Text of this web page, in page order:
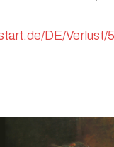
DE/Verlust/